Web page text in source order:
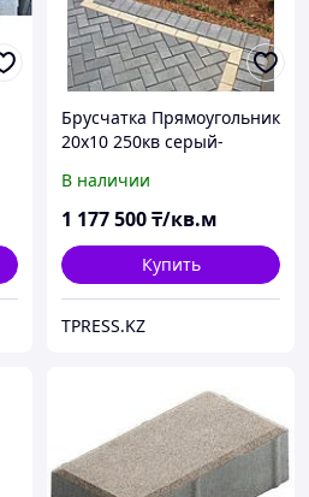
Брусчатка Прямоугольник
20х10 250кв серый-
В наличии
1 177 500₸/кв.м
Купить
TPRESS.KZ